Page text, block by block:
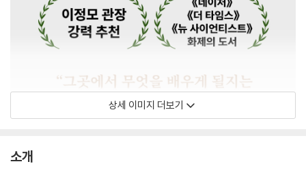
상세 이미지 더보기
소개